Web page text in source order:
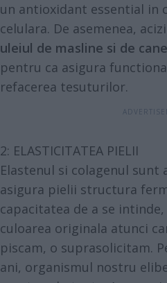
un antioxidant essential in
celulara. De asemenea,
uleiul de masline si de
pentru ca asigura
refacerea tesuturilor.
2: ELASTICITATEA PIELII
Elastenul si colagenul sunt
asigura pielii structura
capacitatea de a se
culoarea originala atunci
piscam, o suprasolicitam.
ani, organismul nostru